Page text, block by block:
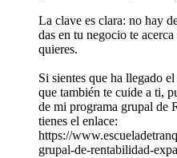
La clave es clara: no hay
das en tu negocio te
quieres.
Si sientes que ha llegado
que también te cuide a ti,
de mi programa grupal de
tienes el enlace:
https://
grupal-de-rentabilidad-